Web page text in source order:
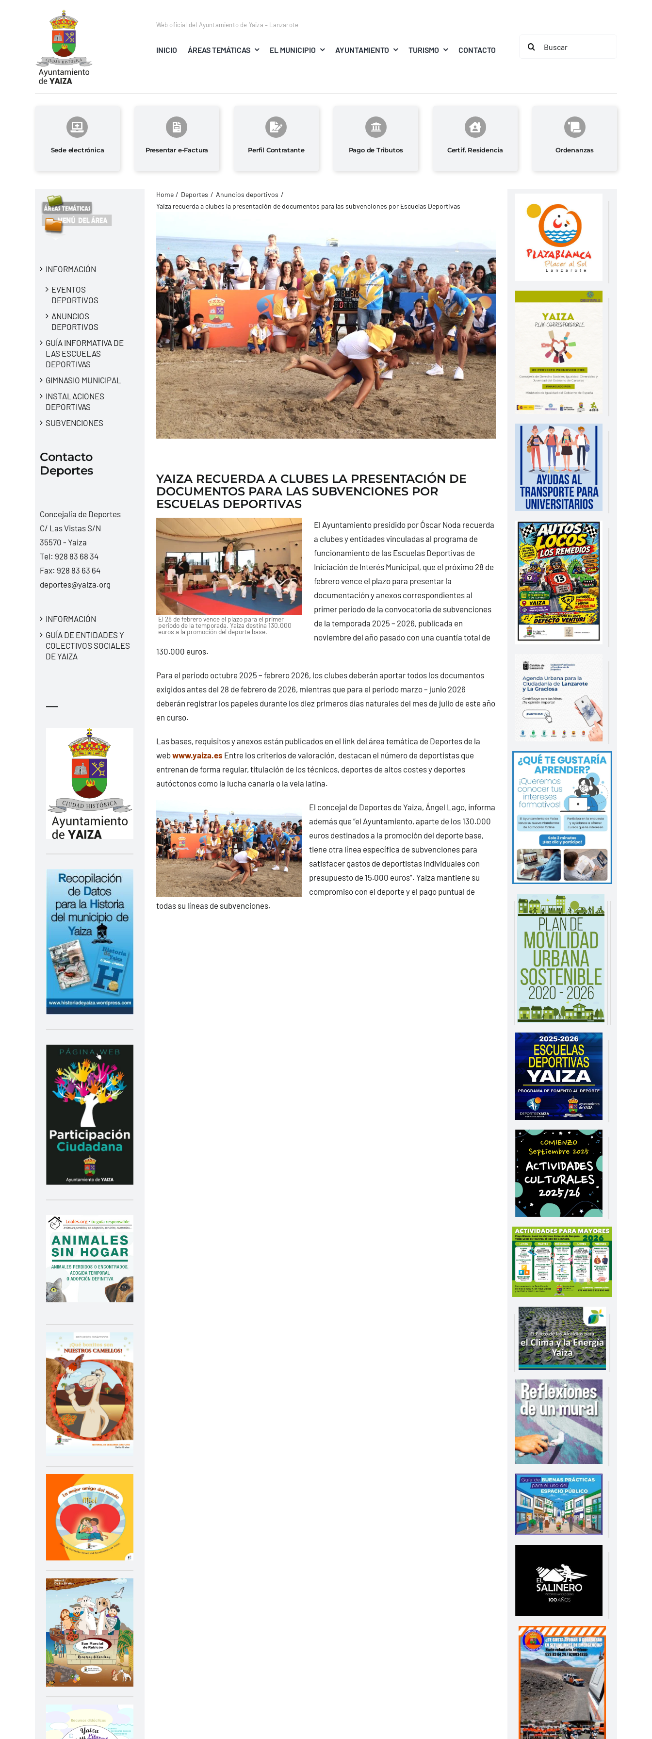
Web oficial del Ayuntamiento de Yaiza – Lanzarote
INICIO ÁREAS TEMÁTICAS EL MUNICIPIO AYUNTAMIENTO TURISMO CONTACTO
Buscar:
Sede electrónica Presentar e-Factura Perfil Contratante Pago de Tributos Certif. Residencia Ordenanzas
INFORMACIÓN
EVENTOS
DEPORTIVOS
ANUNCIOS
DEPORTIVOS
GUÍA INFORMATIVA DE
LAS ESCUELAS
DEPORTIVAS
GIMNASIO MUNICIPAL
INSTALACIONES
DEPORTIVAS
SUBVENCIONES
Contacto
Deportes
Concejalía de Deportes
C/ Las Vistas S/N
35570 - Yaiza
Tel: 928 83 68 34
Fax: 928 83 63 64
deportes@yaiza.org
INFORMACIÓN
GUÍA DE ENTIDADES Y
COLECTIVOS SOCIALES
DE YAIZA
—
Home Deportes
Anuncios deportivos
Yaiza recuerda a clubes la presentación de documentos para las subvenciones por Escuelas Deportivas
YAIZA RECUERDA A CLUBES LA PRESENTACIÓN DE
DOCUMENTOS PARA LAS SUBVENCIONES POR
ESCUELAS DEPORTIVAS
El 28 de febrero vence el plazo para el primer
periodo de la temporada. Yaiza destina 130.000
euros a la promoción del deporte base.
El Ayuntamiento presidido por Óscar Noda recuerda
a clubes y entidades vinculadas al programa de
funcionamiento de las Escuelas Deportivas de
Iniciación de Interés Municipal, que el próximo 28 de
febrero vence el plazo para presentar la
documentación y anexos correspondientes al
primer periodo de la convocatoria de subvenciones
de la temporada 2025 – 2026, publicada en
noviembre del año pasado con una cuantía total de
130.000 euros.
Para el periodo octubre 2025 – febrero 2026, los clubes deberán aportar todos los documentos
exigidos antes del 28 de febrero de 2026, mientras que para el periodo marzo – junio 2026
deberán registrar los papeles durante los diez primeros días naturales del mes de julio de este año
en curso.
Las bases, requisitos y anexos están publicados en el link del área temática de Deportes de la
webwww.yaiza.es Entre los criterios de valoración, destacan el número de deportistas que
entrenan de forma regular, titulación de los técnicos, deportes de altos costes y deportes
autóctonos como la lucha canaria o la vela latina.
El concejal de Deportes de Yaiza, Ángel Lago, informa
además que “el Ayuntamiento, aparte de los 130.000
euros destinados a la promoción del deporte base,
tiene otra línea específica de subvenciones para
satisfacer gastos de deportistas individuales con
presupuesto de 15.000 euros”. Yaiza mantiene su
compromiso con el deporte y el pago puntual de
todas su líneas de subvenciones.